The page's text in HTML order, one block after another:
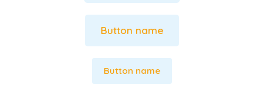
Button name
Button name